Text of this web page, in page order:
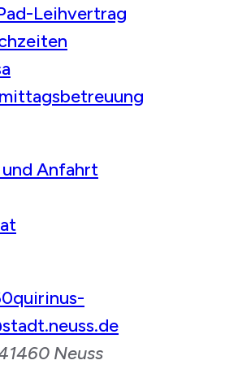
Leihvertrag
Anfahrt
quirinus-
Neuss